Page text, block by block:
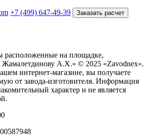
+7 (499) 647-49-39 Заказать расчет
расположенные на площадке,
А.Х.» © 2025 «Zavodnex».
интернет-магазине, вы получаете
от завода-изготовителя. Информация
характер и не является